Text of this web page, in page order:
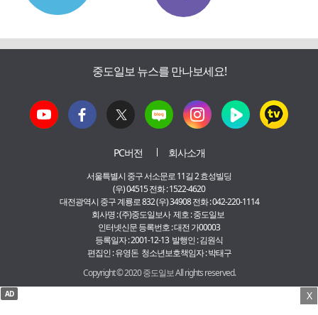
중도일보 뉴스를 만나보세요!
PC버전 회사소개
서울특별시 중구 서소문로 11길 2 효성빌딩
(우) 04515 전화 : 1522-4620
대전광역시 중구 계룡로 832 (우) 34908 전화 : 042-220-1114
회사명 : (주)중도일보사 제호 : 중도일보
인터넷신문 등록번호 : 대전 가00003
등록일자 : 2001-12-13 발행인 : 김원식
편집인 : 유영돈 청소년보호책임자 : 박태구
Copyright © 2020 중도일보 All rights reserved.
X
AD